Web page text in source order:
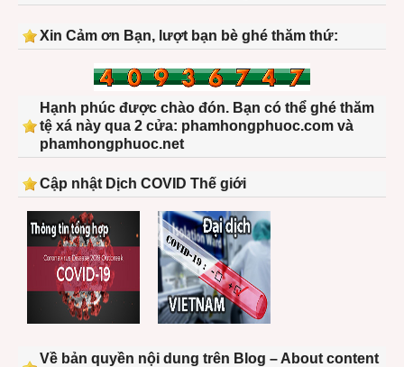
Xin Cảm ơn Bạn, lượt bạn bè ghé thăm thứ:
Hạnh phúc được chào đón. Bạn có thể ghé thăm
tệ xá này qua 2 cửa: phamhongphuoc.com và
phamhongphuoc.net
Cập nhật Dịch COVID Thế giới
Về bản quyền nội dung trên Blog – About content